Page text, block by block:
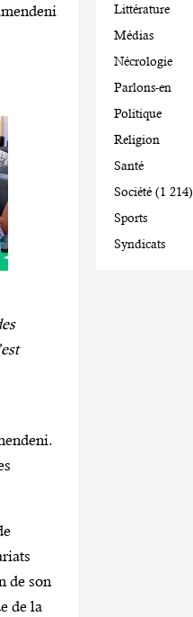
de son
de la
Littérature
Médias
Nécrologie
Parlons-en
Politique
Religion
Santé
Société (1 214)
Sports
Syndicats